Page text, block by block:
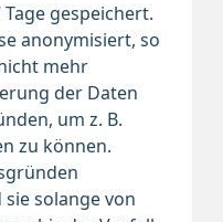
gespeichert.
anonymisiert, so
mehr
der Daten
um z. B.
zu können.
solange von